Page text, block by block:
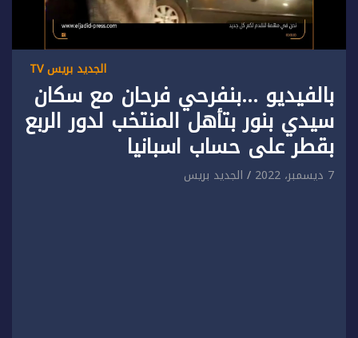
الجديد بريس TV
بالفيديو …بنفرحي فرحان مع سكان
سيدي بنور بتأهل المنتخب لدور الربع
بقطر على حساب اسبانيا
7 ديسمبر، 2022 الجديد بريس